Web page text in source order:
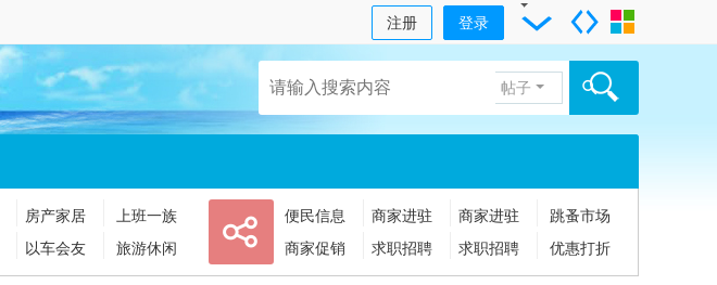
注册 登录
帖子
房产家居
上班一族
以车会友 旅游休闲
便民信息 商家进驻 商家进驻
跳蚤市场
商家促销
求职招聘 求职招聘 优惠打折